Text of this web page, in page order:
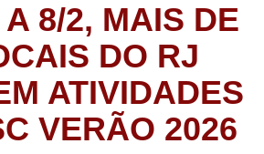
8/2, MAIS DE
DO RJ
ATIVIDADES
VERÃO 2026